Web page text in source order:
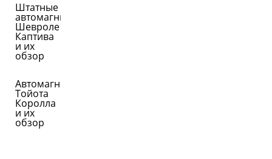
Штатные
автомагнитолы
Шевроле
Каптива
и их
обзор
Автомагнитолы
Тойота
Королла
и их
обзор